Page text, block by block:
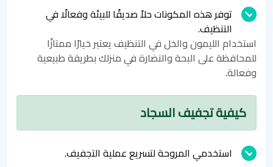
توفر هذه المكونات حلاً صديقًا للبيئة وفعالًا في
التنظيف.
استخدام الليمون والخل في التنظيف يعتبر خيارًا ممتازًا
للمحافظة على البحة والنضارة في منزلك بطريقة طبيعية
وفعالة.
كيفية تجفيف السجاد
استخدمي المروحة لتسريع عملية التجفيف.